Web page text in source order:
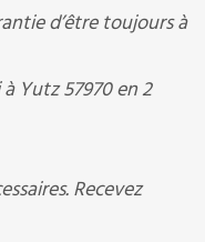
d’être toujours à
Yutz 57970 en 2
Recevez